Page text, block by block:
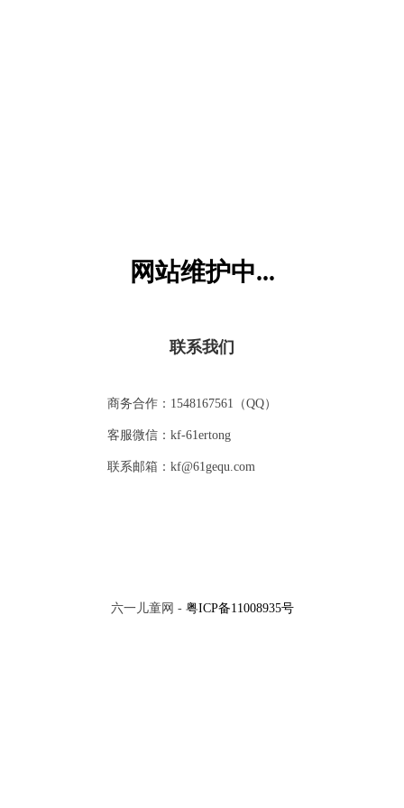
网站维护中...
联系我们
商务合作：1548167561（QQ）
客服微信：kf-61ertong
联系邮箱：kf@61gequ.com
六一儿童网 - 粤ICP备11008935号